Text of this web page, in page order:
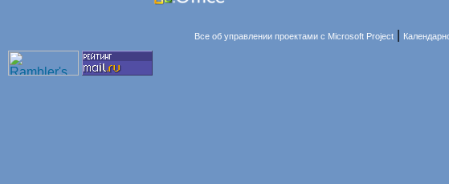
Все об управлении проектами с Microsoft Project